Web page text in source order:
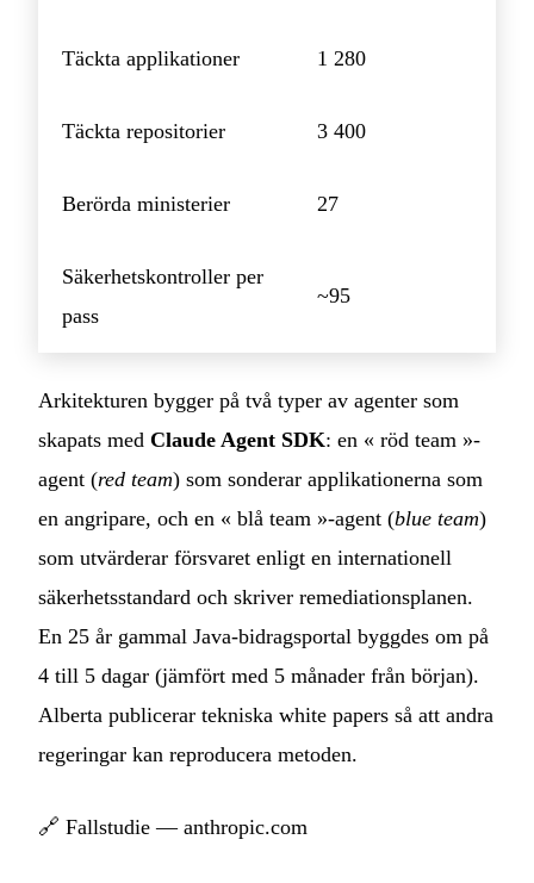
Täckta applikationer 1 280
Täckta repositorier 3 400
Berörda ministerier 27
Säkerhetskontroller per
pass
~95
Arkitekturen bygger på två typer av agenter som
skapats med Claude Agent SDK: en « röd team »-
agent (red team) som sonderar applikationerna som
en angripare, och en « blå team »-agent (blue team)
som utvärderar försvaret enligt en internationell
säkerhetsstandard och skriver remediationsplanen.
En 25 år gammal Java-bidragsportal byggdes om på
4 till 5 dagar (jämfört med 5 månader från början).
Alberta publicerar tekniska white papers så att andra
regeringar kan reproducera metoden.
🔗 Fallstudie — anthropic.com